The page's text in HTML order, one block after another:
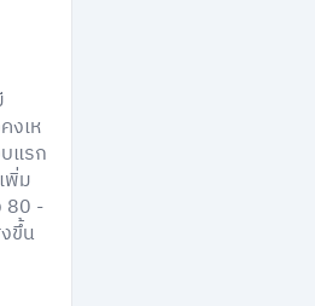
งเห
แรก
พิ่ม
80 -
ขึ้น